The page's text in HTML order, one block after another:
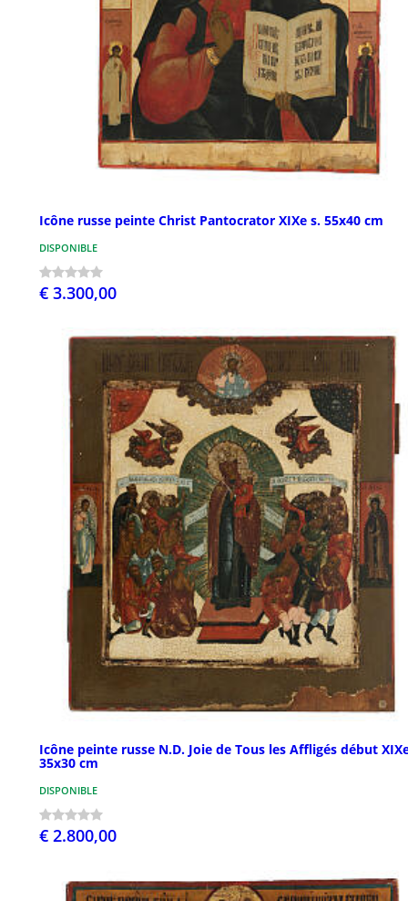
Icône russe peinte Christ Pantocrator XIXe s. 55x40 cm
DISPONIBLE
€ 3.300,00
Icône peinte russe N.D. Joie de Tous les Affligés début
35x30 cm
DISPONIBLE
€ 2.800,00